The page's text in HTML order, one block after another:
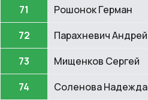
71
Рошонок Герман
72
Парахневич Андрей
73
Мищенков Сергей
74
Соленова Надежда